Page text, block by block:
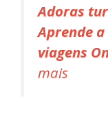
Adoras
Aprende
viagens
mais